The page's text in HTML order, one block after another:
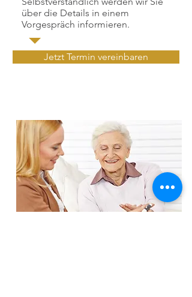
über die Details in einem
Vorgespräch informieren.
Jetzt Termin vereinbaren